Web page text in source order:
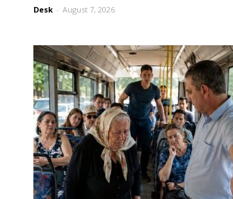
Desk - August 7, 2026